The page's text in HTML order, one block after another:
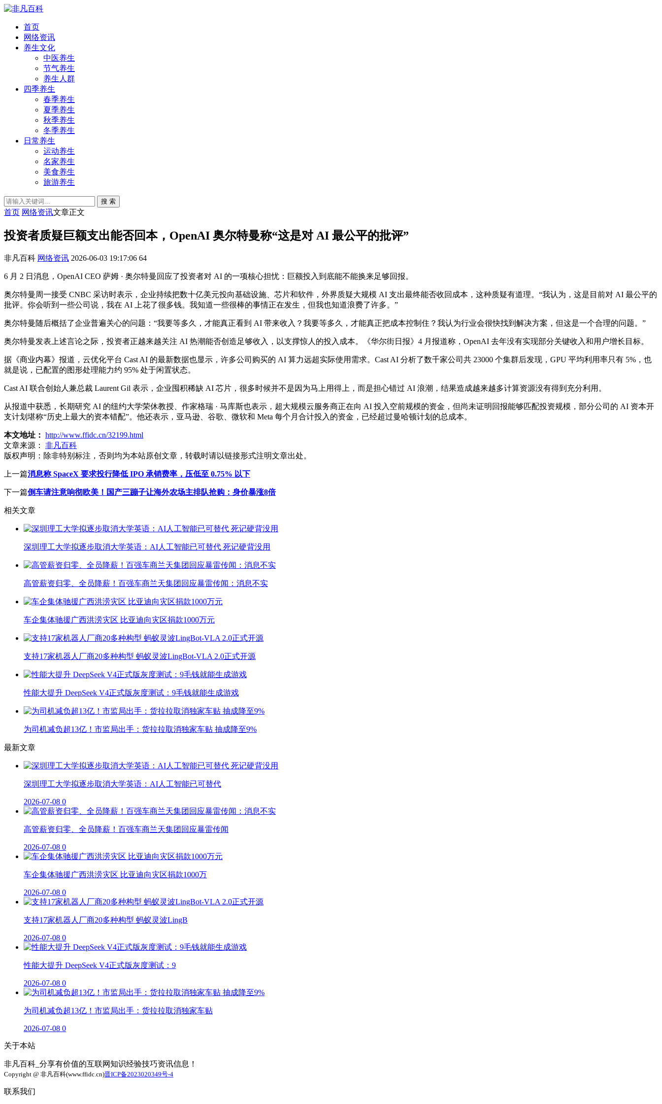
首页
网络资讯
养生文化
中医养生
节气养生
养生人群
四季养生
春季养生
夏季养生
秋季养生
冬季养生
日常养生
运动养生
名家养生
美食养生
旅游养生
搜 索
首页 网络资讯文章正文
投资者质疑巨额支出能否回本，OpenAI 奥尔特曼称“这是对 AI 最公平的批评”
非凡百科 网络资讯 2026-06-03 19:17:06 64
6 月 2 日消息，OpenAI CEO 萨姆 · 奥尔特曼回应了投资者对 AI 的一项核心担忧：巨额投入到底能不能换来足够回报。
奥尔特曼周一接受 CNBC 采访时表示，企业持续把数十亿美元投向基础设施、芯片和软件，外界质疑大规模 AI 支出最终能否收回成本，这种质疑有道理。“我认为，这是目前对 AI 最公平的
批评。你会听到一些公司说，我在 AI 上花了很多钱。我知道一些很棒的事情正在发生，但我也知道浪费了许多。”
奥尔特曼随后概括了企业普遍关心的问题：“我要等多久，才能真正看到 AI 带来收入？我要等多久，才能真正把成本控制住？我认为行业会很快找到解决方案，但这是一个合理的问题。”
奥尔特曼发表上述言论之际，投资者正越来越关注 AI 热潮能否创造足够收入，以支撑惊人的投入成本。《华尔街日报》4 月报道称，OpenAI 去年没有实现部分关键收入和用户增长目标。
据《商业内幕》报道，云优化平台 Cast AI 的最新数据也显示，许多公司购买的 AI 算力远超实际使用需求。Cast AI 分析了数千家公司共 23000 个集群后发现，GPU 平均利用率只有 5%，也
就是说，已配置的图形处理能力约 95% 处于闲置状态。
Cast AI 联合创始人兼总裁 Laurent Gil 表示，企业囤积稀缺 AI 芯片，很多时候并不是因为马上用得上，而是担心错过 AI 浪潮，结果造成越来越多计算资源没有得到充分利用。
从报道中获悉，长期研究 AI 的纽约大学荣休教授、作家格瑞 · 马库斯也表示，超大规模云服务商正在向 AI 投入空前规模的资金，但尚未证明回报能够匹配投资规模，部分公司的 AI 资本开
支计划堪称“历史上最大的资本错配”。他还表示，亚马逊、谷歌、微软和 Meta 每个月合计投入的资金，已经超过曼哈顿计划的总成本。
本文地址： http://www.ffidc.cn/32199.html
文章来源：
非凡百科
版权声明： 除非特别标注，否则均为本站原创文章，转载时请以链接形式注明文章出处。
上一篇消息称 SpaceX 要求投行降低 IPO 承销费率，压低至 0.75% 以下
下一篇倒车请注意响彻欧美！国产三蹦子让海外农场主排队抢购：身价暴涨8倍
相关文章
深圳理工大学拟逐步取消大学英语：AI人工智能已可替代 死记硬背没用
高管薪资归零、全员降薪！百强车商兰天集团回应暴雷传闻：消息不实
车企集体驰援广西洪涝灾区 比亚迪向灾区捐款1000万元
支持17家机器人厂商20多种构型 蚂蚁灵波LingBot-VLA 2.0正式开源
性能大提升 DeepSeek V4正式版灰度测试：9毛钱就能生成游戏
为司机减负超13亿！市监局出手：货拉拉取消独家车贴 抽成降至9%
最新文章
深圳理工大学拟逐步取消大学英语：AI人工智能已可替代
2026-07-08 0
高管薪资归零、全员降薪！百强车商兰天集团回应暴雷传闻
2026-07-08 0
车企集体驰援广西洪涝灾区 比亚迪向灾区捐款1000万
2026-07-08 0
支持17家机器人厂商20多种构型 蚂蚁灵波LingB
2026-07-08 0
性能大提升 DeepSeek V4正式版灰度测试：9
2026-07-08 0
为司机减负超13亿！市监局出手：货拉拉取消独家车贴
2026-07-08 0
关于本站
非凡百科_分享有价值的互联网知识经验技巧资讯信息！
Copyright @ 非凡百科(www.ffidc.cn)晋ICP备2023020349号-4
联系我们